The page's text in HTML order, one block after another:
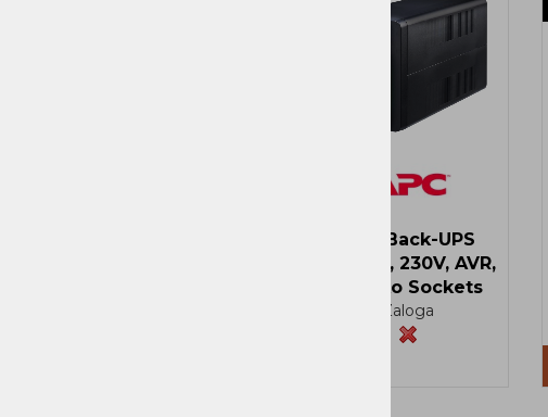
APC Back-UPS
1200VA, 230V, AVR,
Schuko Sockets
Zaloga